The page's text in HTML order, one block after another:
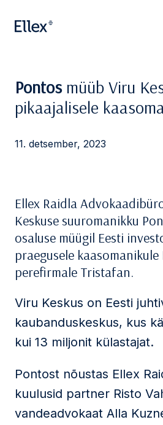
Pontosmüüb Viru
pikaajalisele
11. detsember, 2023
Ellex Raidla
Keskuse suuromanikku
osaluse müügil Eesti
praegusele
perefirmale Tristafan.
Viru Keskus on Eesti
kaubanduskeskus, kus
kui 13 miljonit külastajat.
Pontost nõustas Ellex
kuulusid partner Risto
vandeadvokaat Alla